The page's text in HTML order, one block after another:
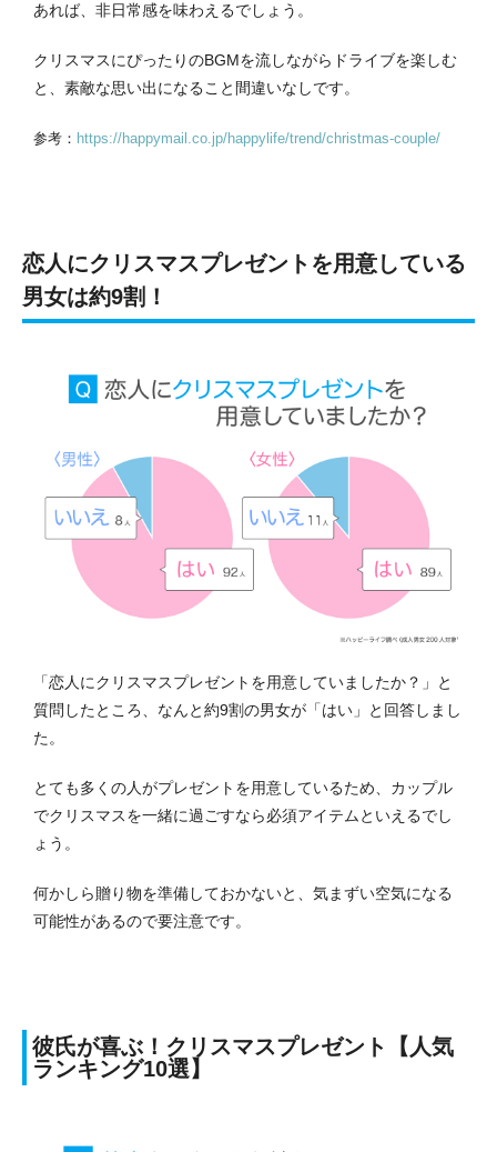
あれば、非日常感を味わえるでしょう。
クリスマスにぴったりのBGMを流しながらドライブを楽しむ
と、素敵な思い出になること間違いなしです。
参考： https://happymail.co.jp/happylife/trend/christmas-couple/
恋人にクリスマスプレゼントを用意している
男女は約9割！
「恋人にクリスマスプレゼントを用意していましたか？」と
質問したところ、なんと約9割の男女が「はい」と回答しまし
た。
とても多くの人がプレゼントを用意しているため、カップル
でクリスマスを一緒に過ごすなら必須アイテムといえるでし
ょう。
何かしら贈り物を準備しておかないと、気まずい空気になる
可能性があるので要注意です。
彼氏が喜ぶ！クリスマスプレゼント【人気
ランキング10選】